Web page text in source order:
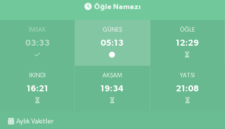
Öğle Namazı
İMSAK
03:33
GÜNEŞ
05:13
ÖĞLE
12:29
İKINDI
16:21
AKŞAM
19:34
YATSI
21:08
Aylık Vakitler